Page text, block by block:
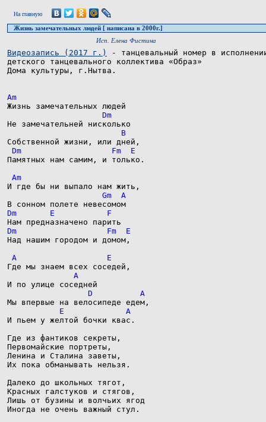
На главную
Жизнь замечательных людей [ написана в 2000г.]
Исп. Елена Фистина
Видеозапись (2017 г.)
- танцевальный номер в
детского танцевального коллектива «Образ»
Дома культуры, г.Нытва.
Памятных нам самим, и только.
Над нашим городом и домом,
И пьем у желтой бочки квас.
Где из фантиков секреты,
Первомайские портреты,
Ленина и Сталина заветы,
Их пока обманывать нельзя.
Далеко до школьных тягот,
Красных галстуков и стягов,
Лишь от бузины и волчьих ягод
Иногда не очень важный стул.